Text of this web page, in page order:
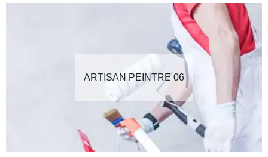
ARTISAN PEINTRE 06